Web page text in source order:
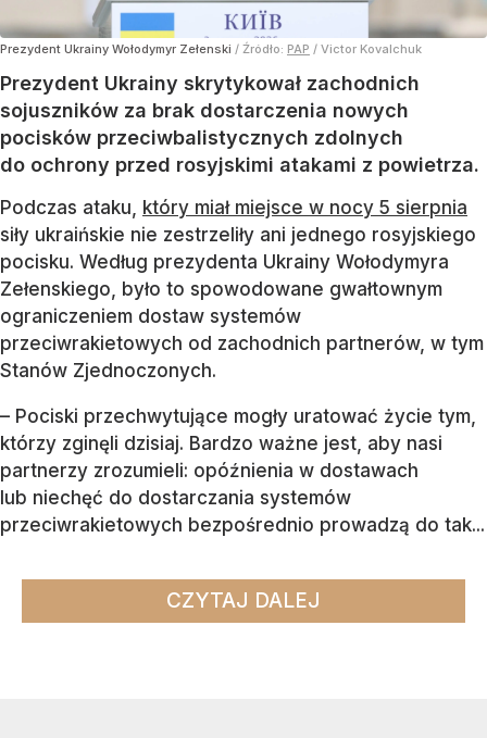
Prezydent Ukrainy Wołodymyr Zełenski / Źródło: PAP / Victor Kovalchuk
Prezydent Ukrainy skrytykował zachodnich
sojuszników za brak dostarczenia nowych
pocisków przeciwbalistycznych zdolnych
do ochrony przed rosyjskimi atakami z powietrza.
Podczas ataku, który miał miejsce w nocy 5 sierpnia
siły ukraińskie nie zestrzeliły ani jednego rosyjskiego
pocisku. Według prezydenta Ukrainy Wołodymyra
Zełenskiego, było to spowodowane gwałtownym
ograniczeniem dostaw systemów
przeciwrakietowych od zachodnich partnerów, w tym
Stanów Zjednoczonych.
– Pociski przechwytujące mogły uratować życie tym,
którzy zginęli dzisiaj. Bardzo ważne jest, aby nasi
partnerzy zrozumieli: opóźnienia w dostawach
lub niechęć do dostarczania systemów
przeciwrakietowych bezpośrednio prowadzą do tak...
CZYTAJ DALEJ